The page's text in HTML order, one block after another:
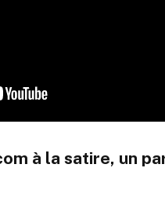
à la satire, un